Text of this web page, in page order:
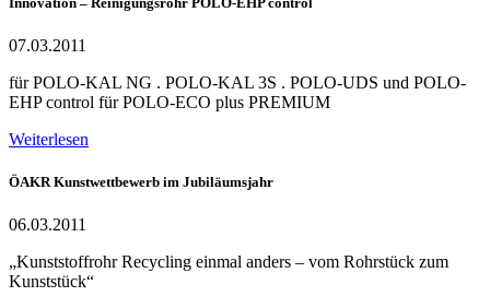
07.03.2011
für POLO-KAL NG . POLO-KAL 3S . POLO-UDS und POLO-
EHP control für POLO-ECO plus PREMIUM
Weiterlesen
ÖAKR Kunstwettbewerb im Jubiläumsjahr
06.03.2011
„Kunststoffrohr Recycling einmal anders – vom Rohrstück zum
Kunststück“